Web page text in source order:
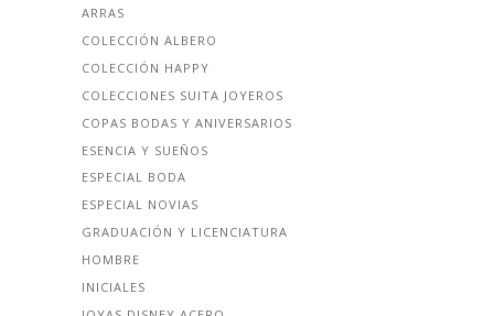
ARRAS
COLECCIÓN ALBERO
COLECCIÓN HAPPY
COLECCIONES SUITA JOYEROS
COPAS BODAS Y ANIVERSARIOS
ESENCIA Y SUEÑOS
ESPECIAL BODA
ESPECIAL NOVIAS
GRADUACIÓN Y LICENCIATURA
HOMBRE
INICIALES